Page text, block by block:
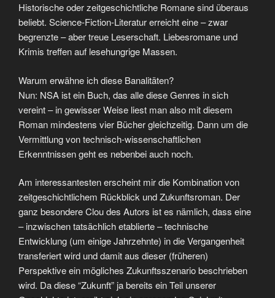
Historische oder zeitgeschichtliche Romane sind überaus
beliebt. Science-Fiction-Literatur erreicht eine – zwar
begrenzte – aber treue Leserschaft. Liebesromane und
Krimis treffen auf lesehungrige Massen.
Warum erwähne ich diese Banalitäten?
Nun: NSA ist ein Buch, das alle diese Genres in sich
vereint – in gewisser Weise liest man also mit diesem
Roman mindestens vier Bücher gleichzeitig. Dann um die
Vermittlung von technisch-wissenschaftlichen
Erkenntnissen geht es nebenbei auch noch.
Am interessantesten erscheint mir die Kombination von
zeitgeschichtlichem Rückblick und Zukunftsroman. Der
ganz besondere Clou des Autors ist es nämlich, dass eine
– inzwischen tatsächlich etablierte – technische
Entwicklung (um einige Jahrzehnte) in die Vergangenheit
transferiert wird und damit aus dieser (früheren)
Perspektive ein mögliches Zukunftsszenario beschrieben
wird. Da diese “Zukunft” ja bereits ein Teil unserer